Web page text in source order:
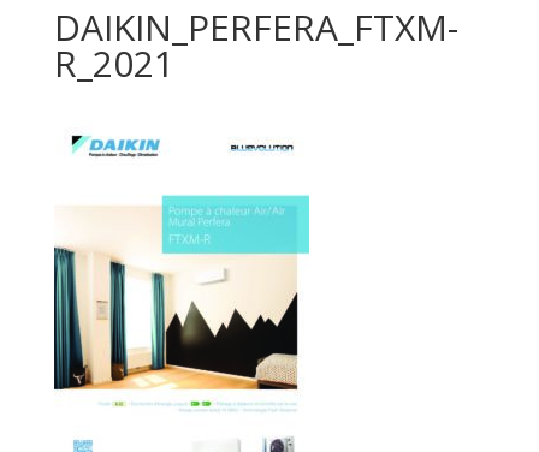
DAIKIN_PERFERA_FTXM-
R_2021